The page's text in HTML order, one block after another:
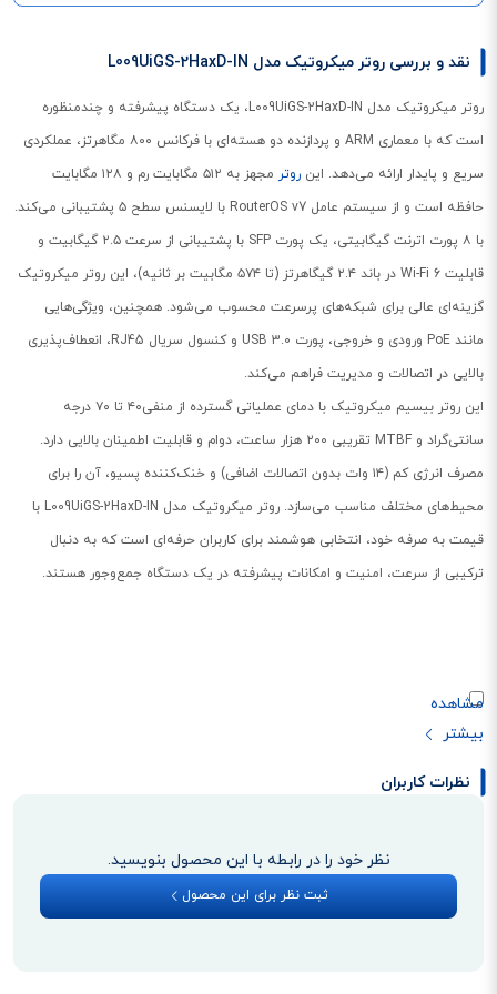
نقد و بررسی روتر میکروتیک مدل L009UiGS-2HaxD-IN
روتر میکروتیک مدل L009UiGS-2HaxD-IN، یک دستگاه پیشرفته و چندمنظوره
است که با معماری ARM و پردازنده دو هسته‌ای با فرکانس ۸۰۰ مگاهرتز، عملکردی
سریع و پایدار ارائه می‌دهد. اینروتر
مجهز به ۵۱۲ مگابایت رم و ۱۲۸ مگابایت
حافظه است و از سیستم عامل RouterOS v7 با لایسنس سطح ۵ پشتیبانی می‌کند.
با ۸ پورت اترنت گیگابیتی، یک پورت SFP با پشتیبانی از سرعت ۲.۵ گیگابیت و
قابلیت Wi-Fi 6 در باند ۲.۴ گیگاهرتز (تا ۵۷۴ مگابیت بر ثانیه)، این روتر میکروتیک
گزینه‌ای عالی برای شبکه‌های پرسرعت محسوب می‌شود. همچنین، ویژگی‌هایی
مانند PoE ورودی و خروجی، پورت USB 3.0 و کنسول سریال RJ45، انعطاف‌پذیری
بالایی در اتصالات و مدیریت فراهم می‌کند.
این روتر بیسیم میکروتیک با دمای عملیاتی گسترده از منفی۴۰ تا ۷۰ درجه
سانتی‌گراد و MTBF تقریبی ۲۰۰ هزار ساعت، دوام و قابلیت اطمینان بالایی دارد.
مصرف انرژی کم (۱۴ وات بدون اتصالات اضافی) و خنک‌کننده پسیو، آن را برای
محیط‌های مختلف مناسب می‌سازد. روتر میکروتیک مدل L009UiGS-2HaxD-IN با
قیمت به صرفه خود، انتخابی هوشمند برای کاربران حرفه‌ای است که به دنبال
ترکیبی از سرعت، امنیت و امکانات پیشرفته در یک دستگاه جمع‌وجور هستند.
قدرت و عملکردی فراتر از نسل قبل
نظرات کاربران
نظر خود را در رابطه با این محصول بنویسید.
ثبت نظر برای این محصول